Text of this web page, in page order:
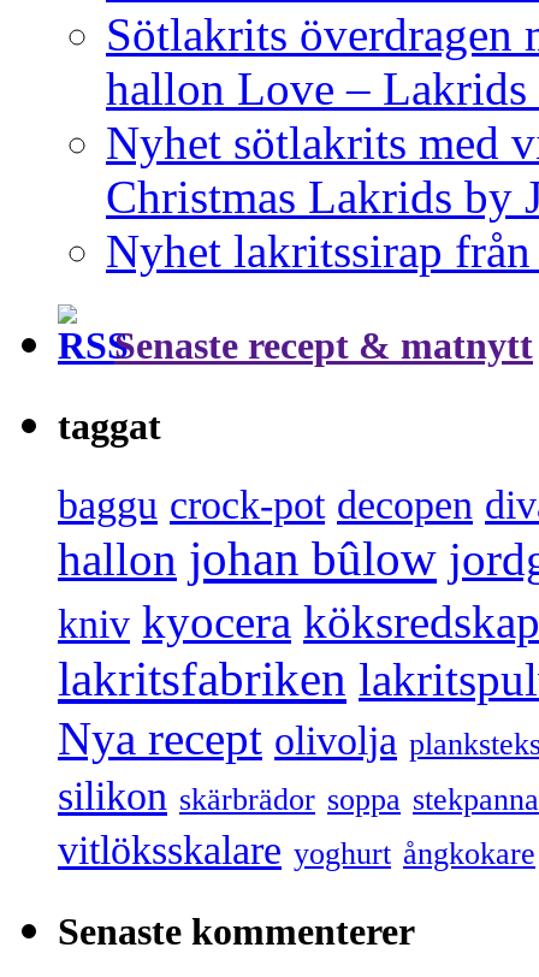
Sötlakrits överdragen
hallon Love –
Nyhet sötlakrits med
Christmas Lakrids by
Nyhet lakritssirap
Senaste recept & matnytt
taggat
baggu crock-pot decopen
hallon johan bûlow
kniv kyocera köksredskap
lakritsfabriken
Nya recept olivolja
silikon skärbrädor soppa stekpanna
vitlöksskalare yoghurt ångkokare
Senaste kommenterer